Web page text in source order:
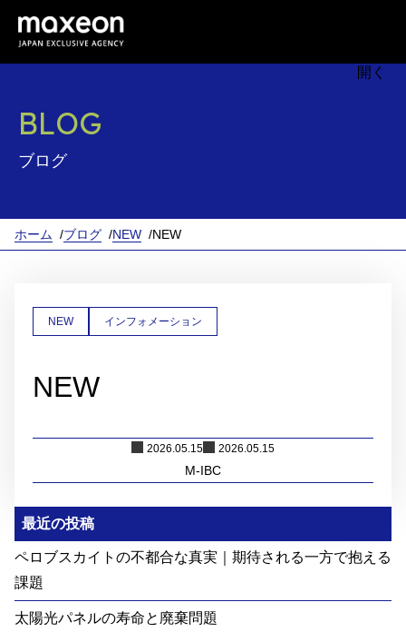
BLOG
ブログ
ホーム ブログ NEW NEW
NEW インフォメーション
NEW
2026.05.15 2026.05.15
M-IBC
最近の投稿
ペロブスカイトの不都合な真実｜期待される一方で抱える
課題
太陽光パネルの寿命と廃棄問題